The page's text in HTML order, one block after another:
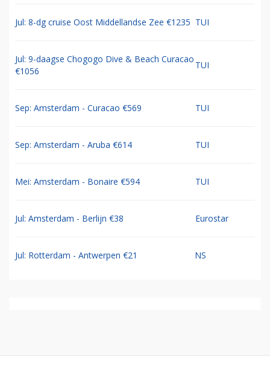
Jul: 8-dg cruise Oost Middellandse Zee €1235 TUI
Jul: 9-daagse Chogogo Dive & Beach Curacao
€1056
TUI
Sep: Amsterdam - Curacao €569 TUI
Sep: Amsterdam - Aruba €614 TUI
Mei: Amsterdam - Bonaire €594 TUI
Jul: Amsterdam - Berlijn €38 Eurostar
Jul: Rotterdam - Antwerpen €21 NS